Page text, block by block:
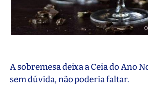
A sobremesa deixa a Ceia do Ano
sem dúvida, não poderia faltar.